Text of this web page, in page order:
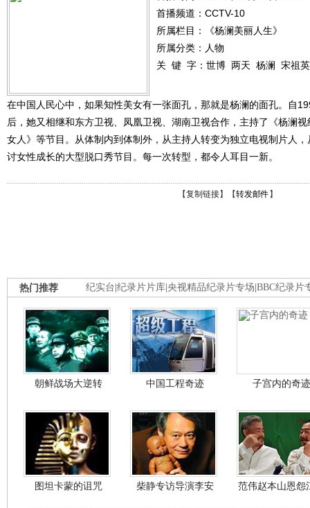
首播频道： CCTV-10
所属栏目：
《杨澜美丽人生》
所属分类：人物
关 键 字： 世博 两天 杨澜 宋祖英
在中国人民心中，如果知性美女有一张面孔，那就是杨澜的面孔。自
后，她又相继和东方卫视、凤凰卫视、湖南卫视合作，主持了《杨澜
女人》等节目。从体制内到体制外，从主持人转变为独立电视制片人
讨女性成长的大型脱口秀节目。每一次转型，都令人耳目一新。
【复制链接】【转发邮件 】
纪实台 纪录片片库 央视精品纪录片专场 BBC纪录片
热门推荐
朝鲜战场大逆转 中国工程奇迹 子宫内的奇迹
图坦卡蒙的诅咒 柴静专访导演李安 范伟赵本山恩怨